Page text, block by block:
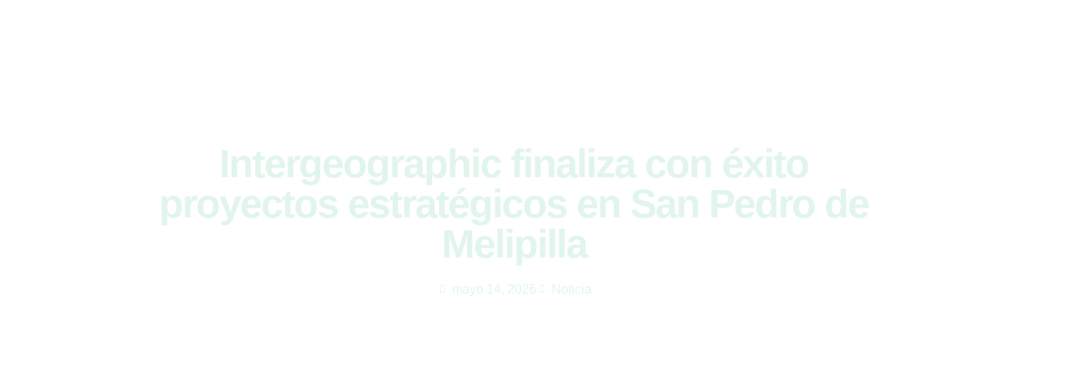
Intergeographic finaliza con éxito
proyectos estratégicos en San Pedro de
Melipilla
mayo 14, 2026 Noticia